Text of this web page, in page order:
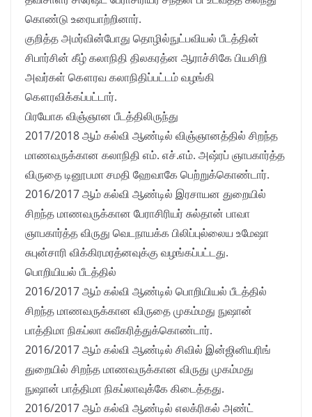
கொண்டு உரையாற்றினார்.
குறித்த அமர்வின்போது தொழில்நுட்பவியல் பீடத்தின்
சிபார்சின் கீழ் கலாநிதி திலகரத்ன ஆராச்சிகே பியசிறி
அவர்கள் கௌரவ கலாநிதிப்பட்டம் வழங்கி
கௌரவிக்கப்பட்டார்.
பிரயோக விஞ்ஞான பீடத்திலிருந்து
2017/2018 ஆம் கல்வி ஆண்டில் விஞ்ஞானத்தில் சிறந்த
மாணவருக்கான கலாநிதி எம். எச்.எம். அஷ்ரப் ஞாபகார்த்த
விருதை டினூபமா சமதி ஹேவாகே பெற்றுக்கொண்டார்.
2016/2017 ஆம் கல்வி ஆண்டில் இரசாயன துறையில்
சிறந்த மாணவருக்கான பேராசிரியர் சுல்தான் பாவா
ஞாபகார்த்த விருது வெடநாயக்க பிலிப்புல்லைய உமேஷா
சுபுன்சாரி விக்கிரமரத்னவுக்கு வழங்கப்பட்டது.
பொறியியல் பீடத்தில்
2016/2017 ஆம் கல்வி ஆண்டில் பொறியியல் பீடத்தில்
சிறந்த மாணவருக்கான விருதை முகம்மது நுஷான்
பாத்திமா நிகப்லா சுவீகரித்துக்கொண்டார்.
2016/2017 ஆம் கல்வி ஆண்டில் சிவில் இன்ஜினியரிங்
துறையில் சிறந்த மாணவருக்கான விருது முகம்மது
நுஷான் பாத்திமா நிகப்லாவுக்கே கிடைத்தது.
2016/2017 ஆம் கல்வி ஆண்டில் எலக்ரிகல் அண்ட்